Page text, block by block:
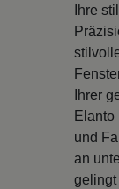
Ihre
Ihrer
und
an
gelingt